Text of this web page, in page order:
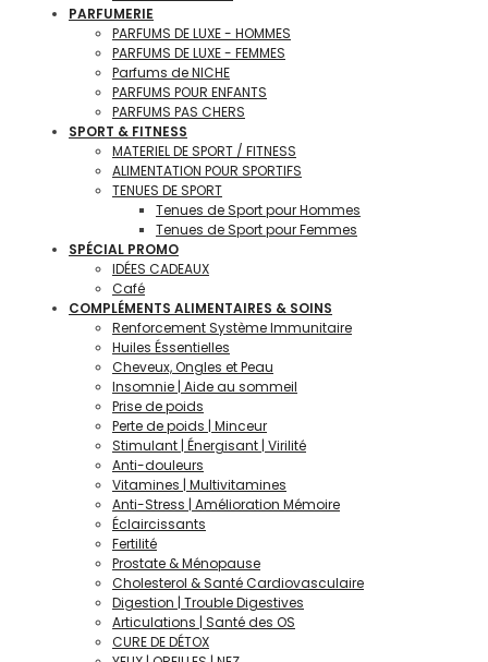
PARFUMERIE
PARFUMS DE LUXE - HOMMES
PARFUMS DE LUXE - FEMMES
Parfums de NICHE
PARFUMS POUR ENFANTS
PARFUMS PAS CHERS
SPORT & FITNESS
MATERIEL DE SPORT / FITNESS
ALIMENTATION POUR SPORTIFS
TENUES DE SPORT
Tenues de Sport pour Hommes
Tenues de Sport pour Femmes
SPÉCIAL PROMO
IDÉES CADEAUX
Café
COMPLÉMENTS ALIMENTAIRES & SOINS
Renforcement Système Immunitaire
Huiles Éssentielles
Cheveux, Ongles et Peau
Insomnie | Aide au sommeil
Prise de poids
Perte de poids | Minceur
Stimulant | Énergisant | Virilité
Anti-douleurs
Vitamines | Multivitamines
Anti-Stress | Amélioration Mémoire
Éclaircissants
Fertilité
Prostate & Ménopause
Cholesterol & Santé Cardiovasculaire
Digestion | Trouble Digestives
Articulations | Santé des OS
CURE DE DÉTOX